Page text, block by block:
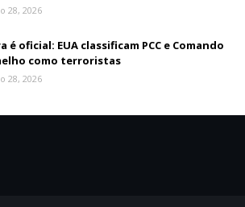
28, 2026
é oficial: EUA classificam PCC e Comando
como terroristas
28, 2026